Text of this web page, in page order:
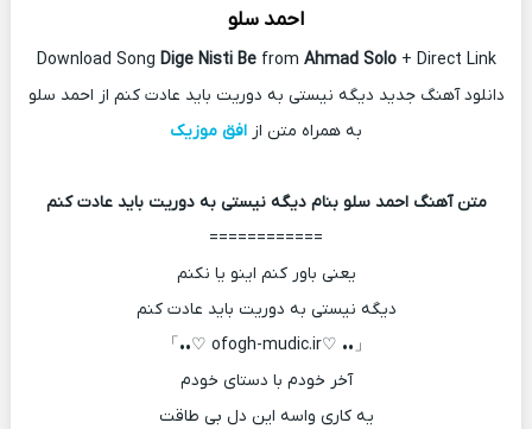
احمد سلو
Download Song Dige Nisti Befrom Ahmad Solo+ Direct Link
دانلود آهنگ جدید دیگه نیستی به دوریت باید عادت کنم از احمد سلو
به همراه متن از افق موزیک
متن آهنگ احمد سلو بنام دیگه نیستی به دوریت باید عادت کنم
============
یعنی باور کنم اینو یا نکنم
دیگه نیستی به دوریت باید عادت کنم
「•• ♡ofogh-mudic.ir ♡••」
آخر خودم با دستای خودم
یه کاری واسه این دل بی طاقت